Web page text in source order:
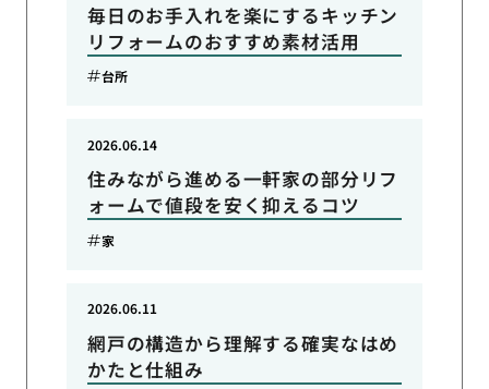
毎日のお手入れを楽にするキッチン
リフォームのおすすめ素材活用
台所
住みながら進める一軒家の部分リフ
ォームで値段を安く抑えるコツ
2026.06.14
家
網戸の構造から理解する確実なはめ
かたと仕組み
2026.06.11